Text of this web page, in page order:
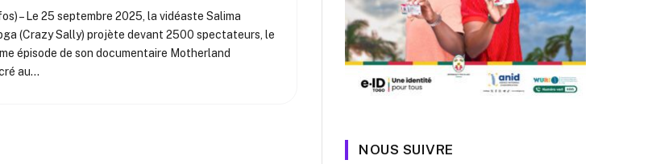
– Le 25 septembre 2025, la vidéaste Salima
(Crazy Sally) projète devant 2500 spectateurs, le
épisode de son documentaire Motherland
au…
NOUS SUIVRE